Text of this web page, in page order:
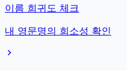
이름 희귀도 체크
내 영문명의 희소성 확인